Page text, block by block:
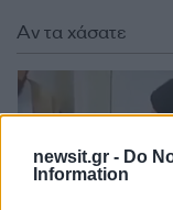
newsit.gr - Do
Information
Αν τα χάσατε